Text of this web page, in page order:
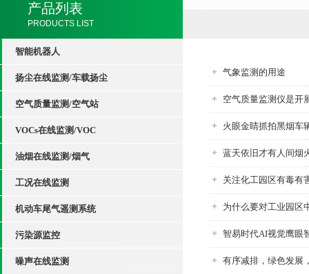
产品列表
PRODUCTS LIST
智能机器人
扬尘在线监测/车载扬尘
空气质量监测/空气站
VOCs在线监测/VOC
油烟在线监测/烟气
工况在线监测
机动车尾气遥测系统
污染源监控
噪声在线监测
气象监测的用途
空气质量监测仪是开
火眼金睛抓拍黑烟车
蓝天依旧才有人间烟
关注化工园区有毒有
为什么要对工业园区
智易时代AI视觉鹰眼
有序减排，绿色发展